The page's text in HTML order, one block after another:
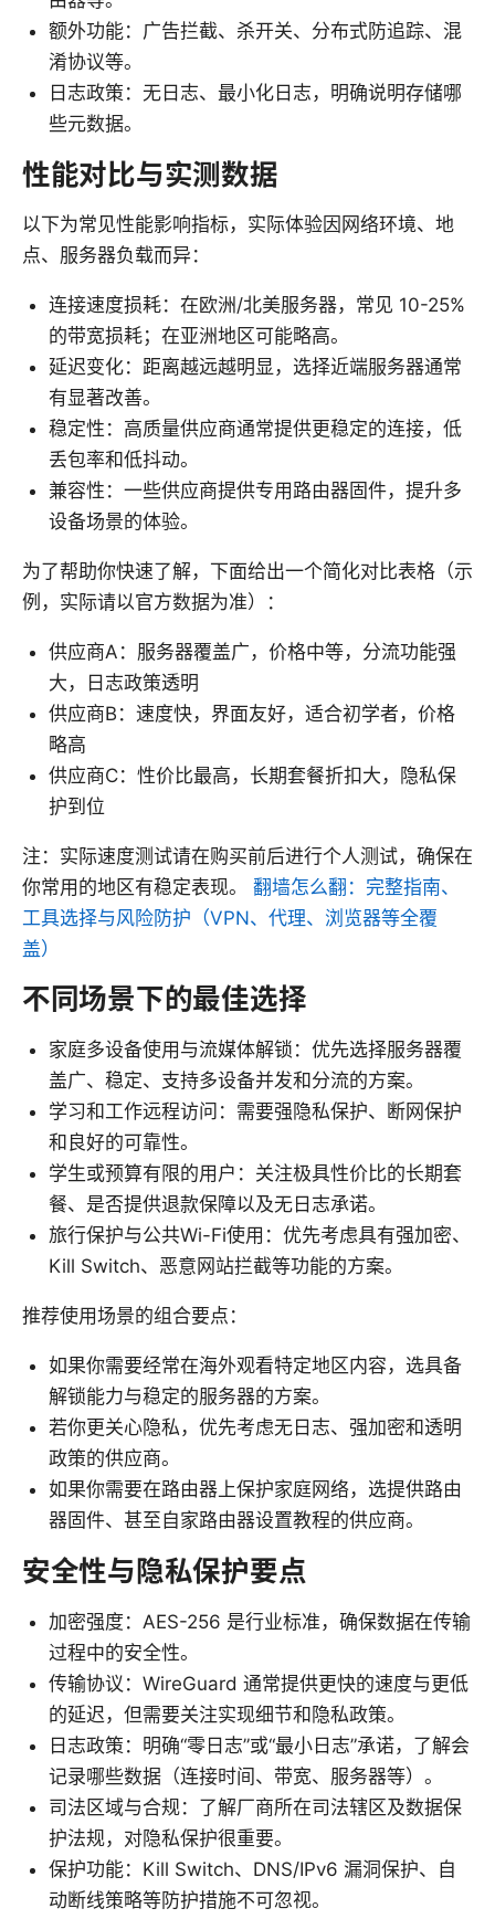
额外功能：广告拦截、杀开关、分布式防追踪、混
淆协议等。
日志政策：无日志、最小化日志，明确说明存储哪
些元数据。
性能对比与实测数据
以下为常见性能影响指标，实际体验因网络环境、地
点、服务器负载而异：
连接速度损耗：在欧洲/北美服务器，常见 10-25%
的带宽损耗；在亚洲地区可能略高。
延迟变化：距离越远越明显，选择近端服务器通常
有显著改善。
稳定性：高质量供应商通常提供更稳定的连接，低
丢包率和低抖动。
兼容性：一些供应商提供专用路由器固件，提升多
设备场景的体验。
为了帮助你快速了解，下面给出一个简化对比表格（示
例，实际请以官方数据为准）：
供应商A：服务器覆盖广，价格中等，分流功能强
大，日志政策透明
供应商B：速度快，界面友好，适合初学者，价格
略高
供应商C：性价比最高，长期套餐折扣大，隐私保
护到位
注：实际速度测试请在购买前后进行个人测试，确保在
你常用的地区有稳定表现。 翻墙怎么翻：完整指南、
工具选择与风险防护（VPN、代理、浏览器等全覆
盖）
不同场景下的最佳选择
家庭多设备使用与流媒体解锁：优先选择服务器覆
盖广、稳定、支持多设备并发和分流的方案。
学习和工作远程访问：需要强隐私保护、断网保护
和良好的可靠性。
学生或预算有限的用户：关注极具性价比的长期套
餐、是否提供退款保障以及无日志承诺。
旅行保护与公共Wi-Fi使用：优先考虑具有强加密、
Kill Switch、恶意网站拦截等功能的方案。
推荐使用场景的组合要点：
如果你需要经常在海外观看特定地区内容，选具备
解锁能力与稳定的服务器的方案。
若你更关心隐私，优先考虑无日志、强加密和透明
政策的供应商。
如果你需要在路由器上保护家庭网络，选提供路由
器固件、甚至自家路由器设置教程的供应商。
安全性与隐私保护要点
加密强度：AES-256 是行业标准，确保数据在传输
过程中的安全性。
传输协议：WireGuard 通常提供更快的速度与更低
的延迟，但需要关注实现细节和隐私政策。
日志政策：明确“零日志”或“最小日志”承诺，了解会
记录哪些数据（连接时间、带宽、服务器等）。
司法区域与合规：了解厂商所在司法辖区及数据保
护法规，对隐私保护很重要。
保护功能：Kill Switch、DNS/IPv6 漏洞保护、自
动断线策略等防护措施不可忽视。